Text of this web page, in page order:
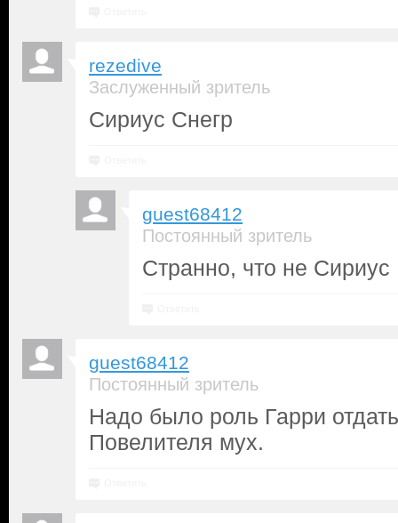
rezedive
Заслуженный зритель
Сириус Снегр
guest68412
Постоянный зритель
Странно, что не Сириус
guest68412
Постоянный зритель
Надо было роль Гарри
Повелителя мух.